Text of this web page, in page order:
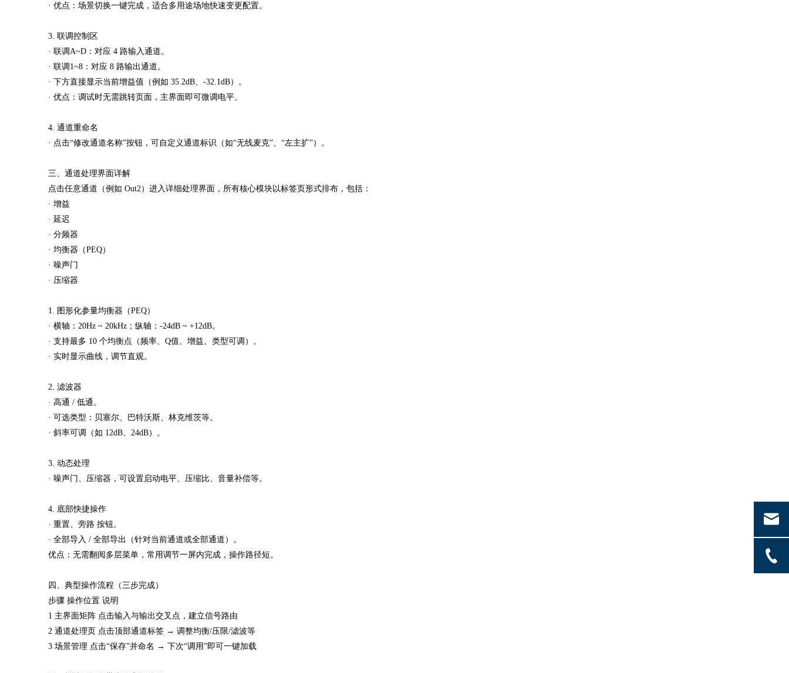
· 优点：场景切换一键完成，适合多用途场地快速变更配置。
3. 联调控制区
· 联调A~D：对应 4 路输入通道。
· 联调1~8：对应 8 路输出通道。
· 下方直接显示当前增益值（例如 35.2dB、-32.1dB）。
· 优点：调试时无需跳转页面，主界面即可微调电平。
4. 通道重命名
· 点击“修改通道名称”按钮，可自定义通道标识（如“无线麦克”、“左主扩”）。
三、通道处理界面详解
点击任意通道（例如 Out2）进入详细处理界面，所有核心模块以标签页形式排布，包括：
· 增益
· 延迟
· 分频器
· 均衡器（PEQ）
· 噪声门
· 压缩器
1. 图形化参量均衡器（PEQ）
· 横轴：20Hz ~ 20kHz；纵轴：-24dB ~ +12dB。
· 支持最多 10 个均衡点（频率、Q值、增益、类型可调）。
· 实时显示曲线，调节直观。
2. 滤波器
· 高通 / 低通。
· 可选类型：贝塞尔、巴特沃斯、林克维茨等。
· 斜率可调（如 12dB、24dB）。
3. 动态处理
· 噪声门、压缩器，可设置启动电平、压缩比、音量补偿等。
4. 底部快捷操作
· 重置、旁路 按钮。
· 全部导入 / 全部导出（针对当前通道或全部通道）。
优点：无需翻阅多层菜单，常用调节一屏内完成，操作路径短。
四、典型操作流程（三步完成）
步骤 操作位置 说明
1 主界面矩阵 点击输入与输出交叉点，建立信号路由
2 通道处理页 点击顶部通道标签 → 调整均衡/压限/滤波等
3 场景管理 点击“保存”并命名 → 下次“调用”即可一键加载